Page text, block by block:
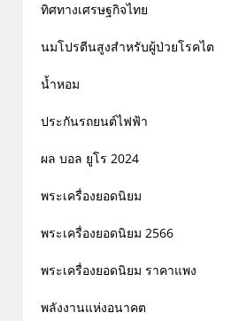
ทิศทางเศรษฐกิจไทย
นมโปรตีนสูงสำหรับผู้ป่วยโรคไต
น้ำหอม
ประกันรถยนต์ไฟฟ้า
ผล บอล ยูโร 2024
พระเครื่องยอดนิยม
พระเครื่องยอดนิยม 2566
พระเครื่องยอดนิยม ราคาแพง
พลังงานแห่งอนาคต